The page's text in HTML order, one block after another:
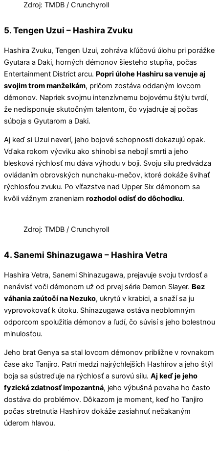
Zdroj: TMDB / Crunchyroll
5. Tengen Uzui – Hashira Zvuku
Hashira Zvuku, Tengen Uzui, zohráva kľúčovú úlohu pri porážke
Gyutara a Daki, horných démonov šiesteho stupňa, počas
Entertainment District arcu. Popri úlohe Hashiru sa venuje aj
svojim trom manželkám, pričom zostáva oddaným lovcom
démonov. Napriek svojmu intenzívnemu bojovému štýlu tvrdí,
že nedisponuje skutočným talentom, čo vyjadruje aj počas
súboja s Gyutarom a Daki.
Aj keď si Uzui neverí, jeho bojové schopnosti dokazujú opak.
Vďaka rokom výcviku ako shinobi sa nebojí smrti a jeho
blesková rýchlosť mu dáva výhodu v boji. Svoju silu predvádza
ovládaním obrovských nunchaku-mečov, ktoré dokáže švihať
rýchlosťou zvuku. Po víťazstve nad Upper Six démonom sa
kvôli vážnym zraneniam rozhodol odísť do dôchodku.
Zdroj: TMDB / Crunchyroll
4. Sanemi Shinazugawa – Hashira Vetra
Hashira Vetra, Sanemi Shinazugawa, prejavuje svoju tvrdosť a
nenávisť voči démonom už od prvej série Demon Slayer. Bez
váhania zaútočí na Nezuko, ukrytú v krabici, a snaží sa ju
vyprovokovať k útoku. Shinazugawa ostáva neoblomným
odporcom spolužitia démonov a ľudí, čo súvisí s jeho bolestnou
minulosťou.
Jeho brat Genya sa stal lovcom démonov približne v rovnakom
čase ako Tanjiro. Patrí medzi najrýchlejších Hashirov a jeho štýl
boja sa sústreďuje na rýchlosť a surovú silu. Aj keď je jeho
fyzická zdatnosť impozantná, jeho výbušná povaha ho často
dostáva do problémov. Dôkazom je moment, keď ho Tanjiro
počas stretnutia Hashirov dokáže zasiahnuť nečakaným
úderom hlavou.